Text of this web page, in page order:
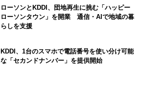
ローソンとKDDI、団地再生に挑む「ハッピー
ローソンタウン」を開業 通信・AIで地域の暮
らしを支援
KDDI、1台のスマホで電話番号を使い分け可能
な「セカンドナンバー」を提供開始